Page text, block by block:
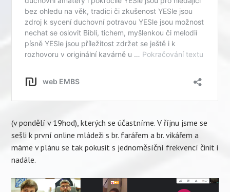
(v pondělí v 19hod), kterých se účastníme. V říjnu jsme se
sešli k první online mládeži s br. farářem a br. vikářem a
máme v plánu se tak pokusit s jednoměsíční frekvencí činit i
nadále.